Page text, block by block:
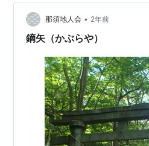
那須地人会 • 2年前
鏑矢（かぶらや）